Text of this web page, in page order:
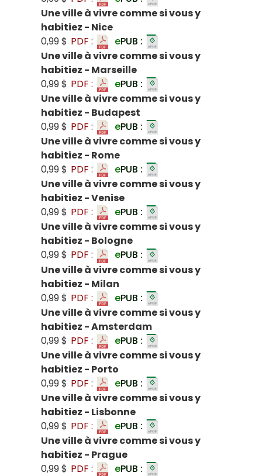
Une ville à vivre comme si vous y
habitiez - Nice
0,99 $ PDF : ePUB :
Une ville à vivre comme si vous y
habitiez - Marseille
0,99 $ PDF : ePUB :
Une ville à vivre comme si vous y
habitiez - Budapest
0,99 $ PDF : ePUB :
Une ville à vivre comme si vous y
habitiez - Rome
0,99 $ PDF : ePUB :
Une ville à vivre comme si vous y
habitiez - Venise
0,99 $ PDF : ePUB :
Une ville à vivre comme si vous y
habitiez - Bologne
0,99 $ PDF : ePUB :
Une ville à vivre comme si vous y
habitiez - Milan
0,99 $ PDF : ePUB :
Une ville à vivre comme si vous y
habitiez - Amsterdam
0,99 $ PDF : ePUB :
Une ville à vivre comme si vous y
habitiez - Porto
0,99 $ PDF : ePUB :
Une ville à vivre comme si vous y
habitiez - Lisbonne
0,99 $ PDF : ePUB :
Une ville à vivre comme si vous y
habitiez - Prague
0,99 $ PDF : ePUB :